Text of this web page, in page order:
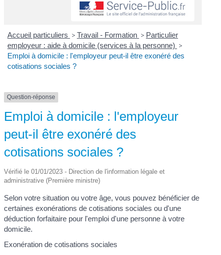
Accueil particuliers > Travail - Formation > Particulier
employeur : aide à domicile (services à la personne) >
Emploi à domicile : l'employeur peut-il être exonéré des
cotisations sociales ?
Question-réponse
Emploi à domicile : l'employeur
peut-il être exonéré des
cotisations sociales ?
Vérifié le 01/01/2023 - Direction de l'information légale et
administrative (Première ministre)
Selon votre situation ou votre âge, vous pouvez bénéficier de
certaines exonérations de cotisations sociales ou d'une
déduction forfaitaire pour l'emploi d'une personne à votre
domicile.
Exonération de cotisations sociales